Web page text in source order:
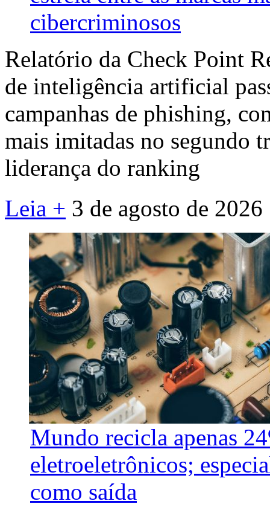
cibercriminosos
Relatório da Check Point
de inteligência artificial
campanhas de phishing,
mais imitadas no segundo
liderança do ranking
Leia + 3 de agosto de 2026
Mundo recicla apenas
eletroeletrônicos;
como saída